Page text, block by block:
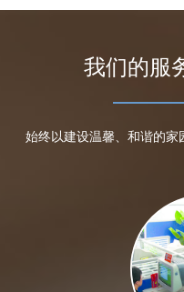
我们的服
始终以建设温馨、和谐的家